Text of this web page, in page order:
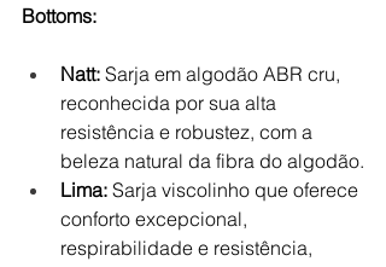
Bottoms:
Natt: Sarja em algodão ABR cru,
reconhecida por sua alta
resistência e robustez, com a
beleza natural da fibra do algodão.
Lima: Sarja viscolinho que oferece
conforto excepcional,
respirabilidade e resistência,